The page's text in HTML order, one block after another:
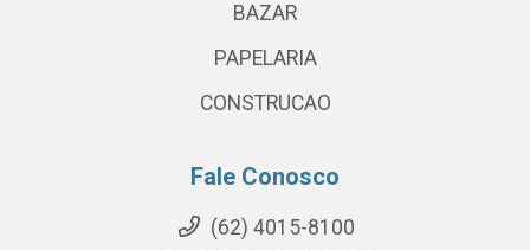
BAZAR
PAPELARIA
CONSTRUCAO
Fale Conosco
(62) 4015-8100